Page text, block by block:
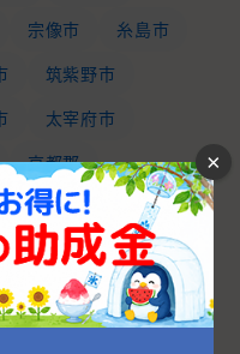
宗像市
糸島市
筑紫野市
太宰府市
京都郡
中間市
八女市
嘉穂郡
×